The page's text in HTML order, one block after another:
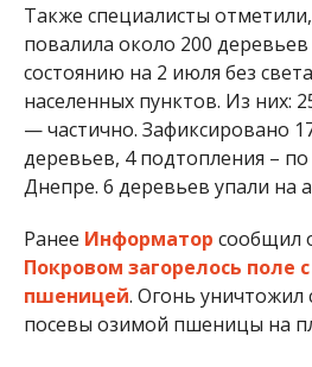
Также специалисты
повалила около 200
состоянию на 2 июля без
населенных пунктов. Из них:
— частично. Зафиксировано
деревьев, 4 подтопления –
Днепре. 6 деревьев упали на
Ранее Информатор сообщил
Покровом загорелось поле
пшеницей. Огонь уничтожил
посевы озимой пшеницы на